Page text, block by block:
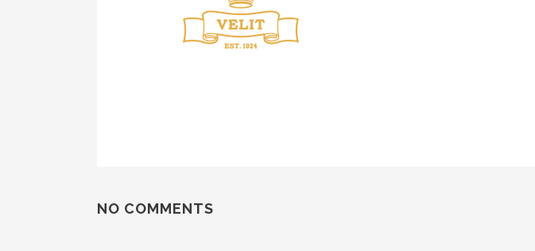
NO COMMENTS